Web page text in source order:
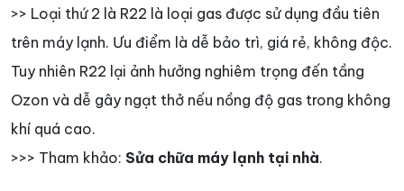
>> Loại thứ 2 là R22 là loại gas được sử dụng đầu tiên
trên máy lạnh. Ưu điểm là dễ bảo trì, giá rẻ, không độc.
Tuy nhiên R22 lại ảnh hưởng nghiêm trọng đến tầng
Ozon và dễ gây ngạt thở nếu nồng độ gas trong không
khí quá cao.
>>> Tham khảo: Sửa chữa máy lạnh tại nhà.